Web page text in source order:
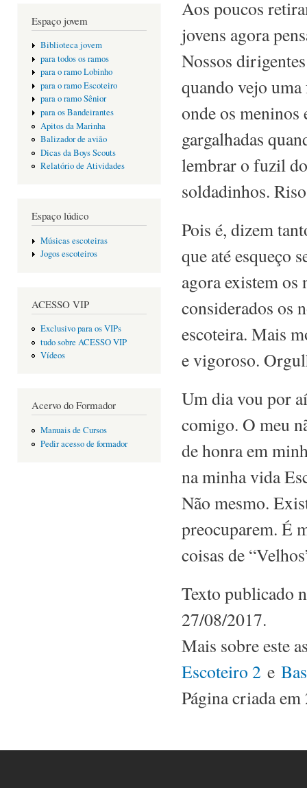
Espaço jovem
Biblioteca jovem
para todos os ramos
para o ramo Lobinho
para o ramo Escoteiro
para o ramo Sênior
para os Bandeirantes
Apitos da Marinha
Balizador de avião
Dicas da Boys Scouts
Relatório de Atividades
Espaço lúdico
Músicas escoteiras
Jogos escoteiros
ACESSO VIP
Exclusivo para os VIPs
tudo sobre ACESSO VIP
Vídeos
Acervo do Formador
Manuais de Cursos
Pedir acesso de formador
Aos poucos
jovens agora
Nossos
quando vejo
onde os meninos
gargalhadas
lembrar o fuzil
soldadinhos.
Pois é, dizem
que até esqueço
agora existem os
considerados os
escoteira. Mais
e vigoroso.
Um dia vou por
comigo. O meu
de honra em
na minha vida
Não mesmo.
preocuparem. É
coisas de
Texto publicado
27/08/2017.
Mais sobre este
Escoteiro 2 e
Página criada